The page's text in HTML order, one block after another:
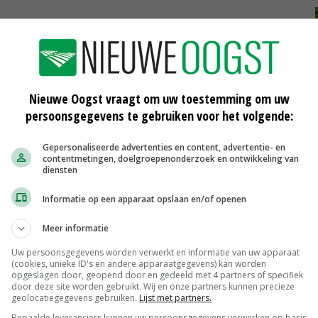
plannen voor zonneparken steeds vaker hun oog
boeren groeit, door de aantrekkelijke
voor Ondernemend Nederland en Topsector
tot 1 procent van het landbouwareaal wordt
landschappelijke inpassing kan daar nog 1 procent
Nieuwe Oogst vraagt om uw toestemming om uw
persoonsgegevens te gebruiken voor het volgende:
Gepersonaliseerde advertenties en content, advertentie- en
contentmetingen, doelgroepenonderzoek en ontwikkeling van
diensten
Informatie op een apparaat opslaan en/of openen
Meer informatie
Uw persoonsgegevens worden verwerkt en informatie van uw apparaat
(cookies, unieke ID's en andere apparaatgegevens) kan worden
opgeslagen door, geopend door en gedeeld met 4 partners of specifiek
door deze site worden gebruikt. Wij en onze partners kunnen precieze
geolocatiegegevens gebruiken. Lijst met partners.